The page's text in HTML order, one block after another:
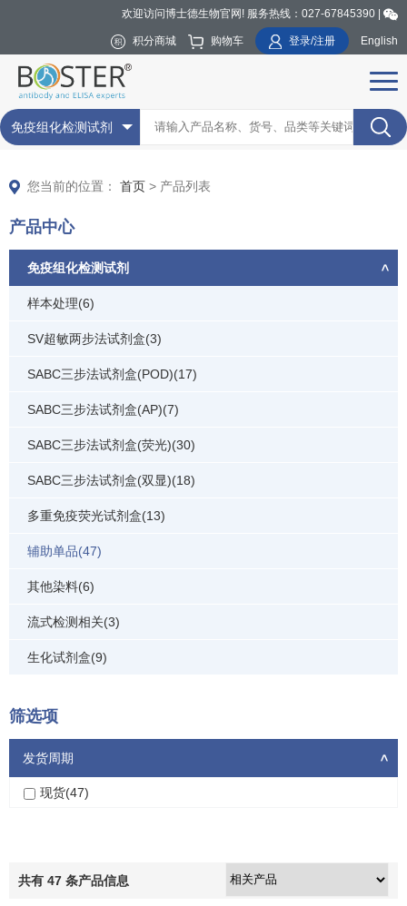
欢迎访问博士德生物官网! 服务热线：027-67845390 |
积分商城 购物车 登录/注册 English
免疫组化检测试剂
您当前的位置： 首页 > 产品列表
产品中心
免疫组化检测试剂
样本处理(6)
SV超敏两步法试剂盒(3)
SABC三步法试剂盒(POD)(17)
SABC三步法试剂盒(AP)(7)
SABC三步法试剂盒(荧光)(30)
SABC三步法试剂盒(双显)(18)
多重免疫荧光试剂盒(13)
辅助单品(47)
其他染料(6)
流式检测相关(3)
生化试剂盒(9)
筛选项
发货周期 >
现货(47)
共有 47 条产品信息